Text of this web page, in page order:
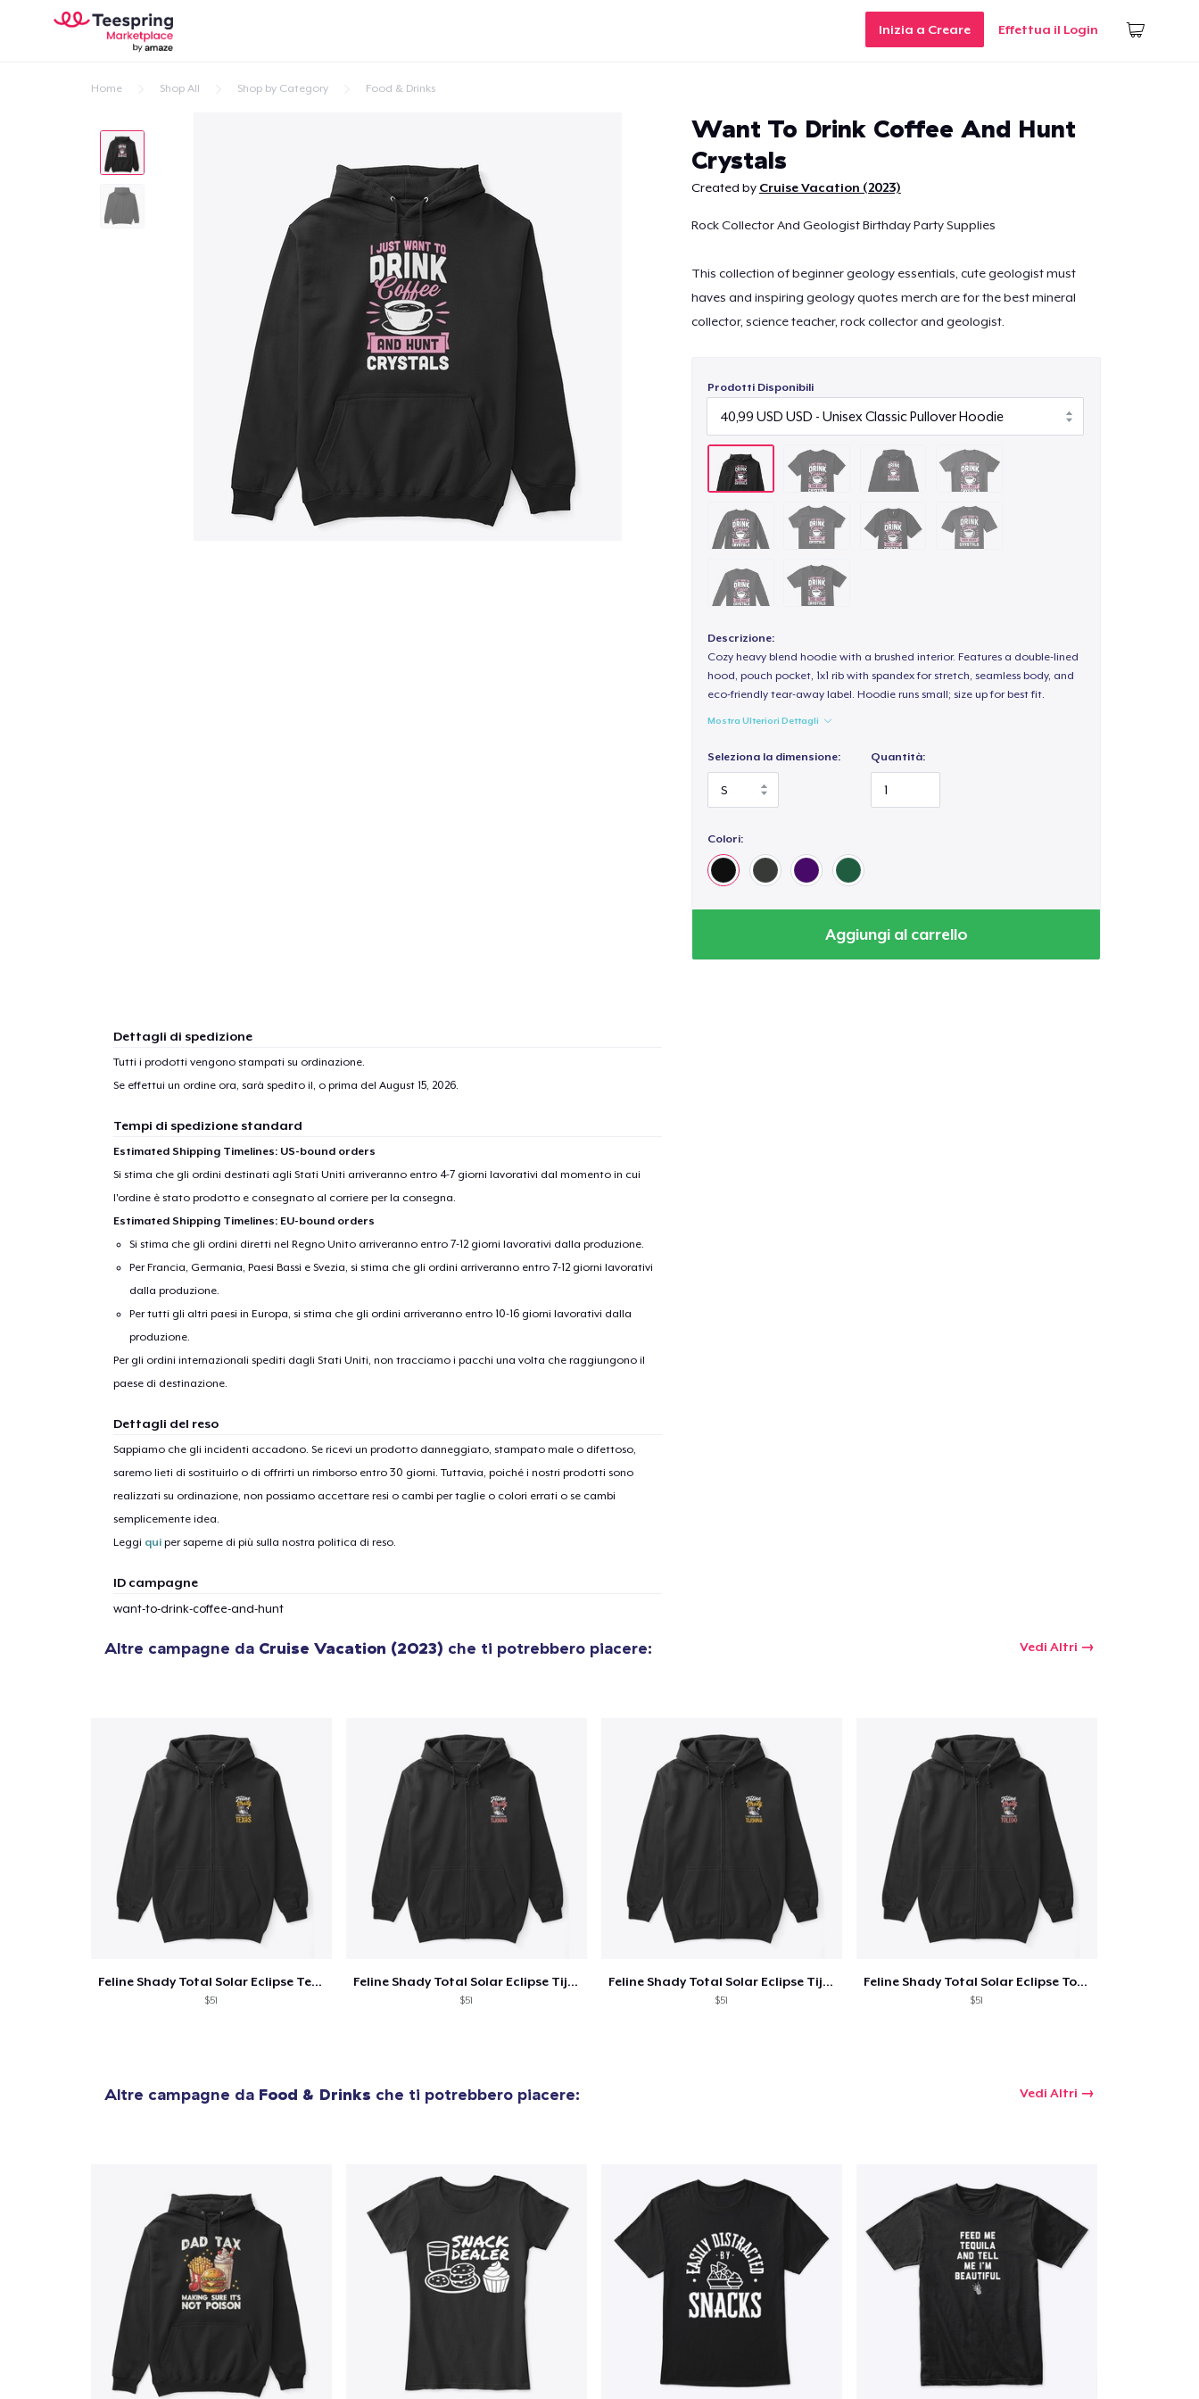
Inizia a Creare Effettua il Login
Home Shop All Shop by Category Food & Drinks
Want To Drink Coffee And Hunt
Crystals
Created by Cruise Vacation (2023)
Rock Collector And Geologist Birthday Party Supplies
This collection of beginner geology essentials, cute geologist must
haves and inspiring geology quotes merch are for the best mineral
collector, science teacher, rock collector and geologist.
Prodotti Disponibili
Descrizione:
Cozy heavy blend hoodie with a brushed interior. Features a double-lined
hood, pouch pocket, 1x1 rib with spandex for stretch, seamless body, and
eco-friendly tear-away label. Hoodie runs small; size up for best fit.
Mostra Ulteriori Dettagli
Seleziona la dimensione: Quantità:
Colori:
Aggiungi al carrello
Dettagli di spedizione
Tutti i prodotti vengono stampati su ordinazione.
Se effettui un ordine ora, sarà spedito il, o prima del August 15, 2026.
Tempi di spedizione standard
Estimated Shipping Timelines: US-bound orders
Si stima che gli ordini destinati agli Stati Uniti arriveranno entro 4-7 giorni lavorativi dal momento in cui
l'ordine è stato prodotto e consegnato al corriere per la consegna.
Estimated Shipping Timelines: EU-bound orders
Si stima che gli ordini diretti nel Regno Unito arriveranno entro 7-12 giorni lavorativi dalla produzione.
Per Francia, Germania, Paesi Bassi e Svezia, si stima che gli ordini arriveranno entro 7-12 giorni lavorativi
dalla produzione.
Per tutti gli altri paesi in Europa, si stima che gli ordini arriveranno entro 10-16 giorni lavorativi dalla
produzione.
Per gli ordini internazionali spediti dagli Stati Uniti, non tracciamo i pacchi una volta che raggiungono il
paese di destinazione.
Dettagli del reso
Sappiamo che gli incidenti accadono. Se ricevi un prodotto danneggiato, stampato male o difettoso,
saremo lieti di sostituirlo o di offrirti un rimborso entro 30 giorni. Tuttavia, poiché i nostri prodotti sono
realizzati su ordinazione, non possiamo accettare resi o cambi per taglie o colori errati o se cambi
semplicemente idea.
Leggi quiper saperne di più sulla nostra politica di reso.
ID campagne
want-to-drink-coffee-and-hunt
Altre campagne da Cruise Vacation (2023) che ti potrebbero piacere: Vedi Altri
Feline Shady Total Solar Eclipse Texas
$51
Feline Shady Total Solar Eclipse Tijuana
$51
Feline Shady Total Solar Eclipse Tijuana
$51
Feline Shady Total Solar Eclipse Toledo
$51
Altre campagne da Food & Drinks che ti potrebbero piacere: Vedi Altri
Procedi alla Pagina di
Classic Crew Neck T-Shirt
22,99 USD
Comfort Tee
Unisex Classic Crewneck Sweatshirt
Women's Classic Tee
23,99 USD
Heavy Tee
44,99 USD
Next Level 3600 | Premium Ring-Spun Cotton T-Shirt